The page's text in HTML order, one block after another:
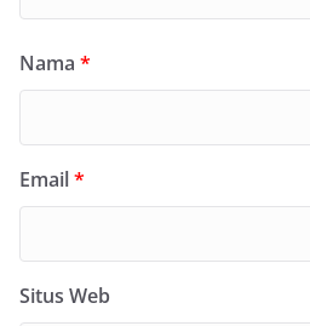
Nama *
Email*
Situs Web